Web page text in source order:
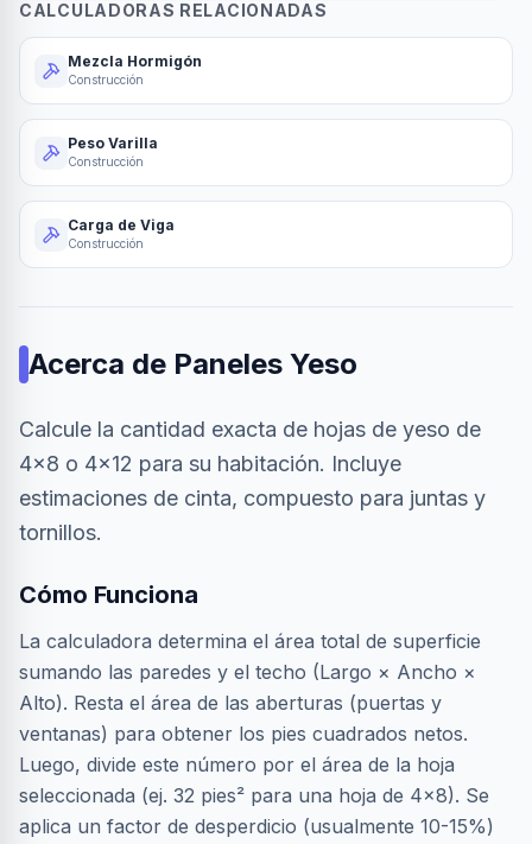
CALCULADORAS RELACIONADAS
Mezcla Hormigón
Construcción
Peso Varilla
Construcción
Carga de Viga
Construcción
Acerca de Paneles Yeso
Calcule la cantidad exacta de hojas de yeso de
4x8 o 4x12 para su habitación. Incluye
estimaciones de cinta, compuesto para juntas y
tornillos.
Cómo Funciona
La calculadora determina el área total de superficie
sumando las paredes y el techo (Largo × Ancho ×
Alto). Resta el área de las aberturas (puertas y
ventanas) para obtener los pies cuadrados netos.
Luego, divide este número por el área de la hoja
seleccionada (ej. 32 pies² para una hoja de 4x8). Se
aplica un factor de desperdicio (usualmente 10-15%)